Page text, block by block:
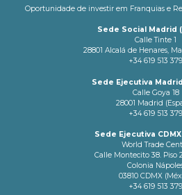
Oportunidade de investir em Franquias e
Sede Social Madrid
Calle Tinte 1
28801 Alcalá de Henares,
+34 619 513 379
Sede Ejecutiva
Calle Goya 18
28001 Madrid
+34 619 513 379
Sede Ejecutiva
World Trade
Calle Montecito 38. Piso
Colonia
03810 CDMX
+34 619 513 379